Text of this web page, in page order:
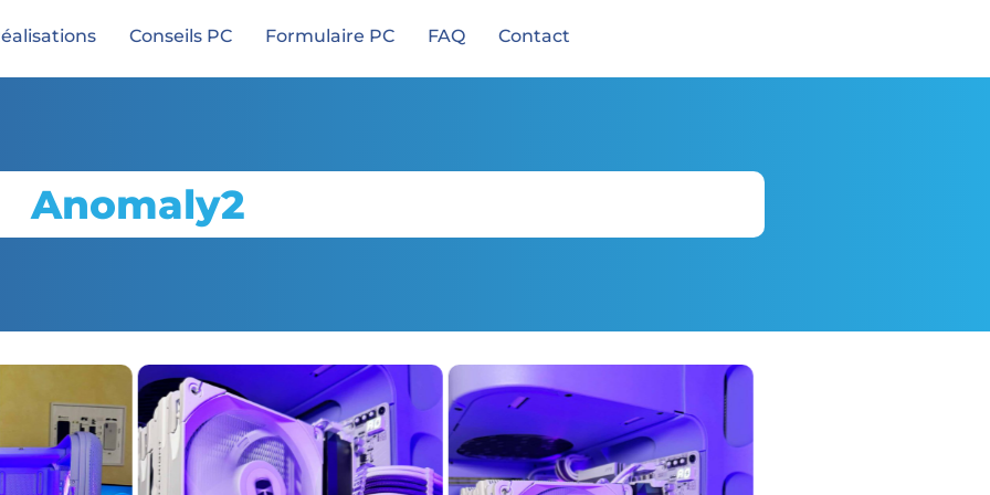
Conseils PC Formulaire PC FAQ Contact
Anomaly2